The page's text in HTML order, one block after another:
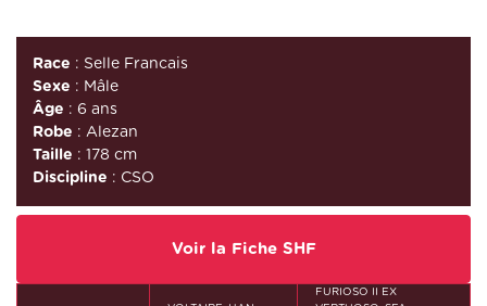
Race : Selle Francais
Sexe : Mâle
Âge : 6 ans
Robe : Alezan
Taille : 178 cm
Discipline : CSO
Voir la Fiche SHF
FURIOSO II EX